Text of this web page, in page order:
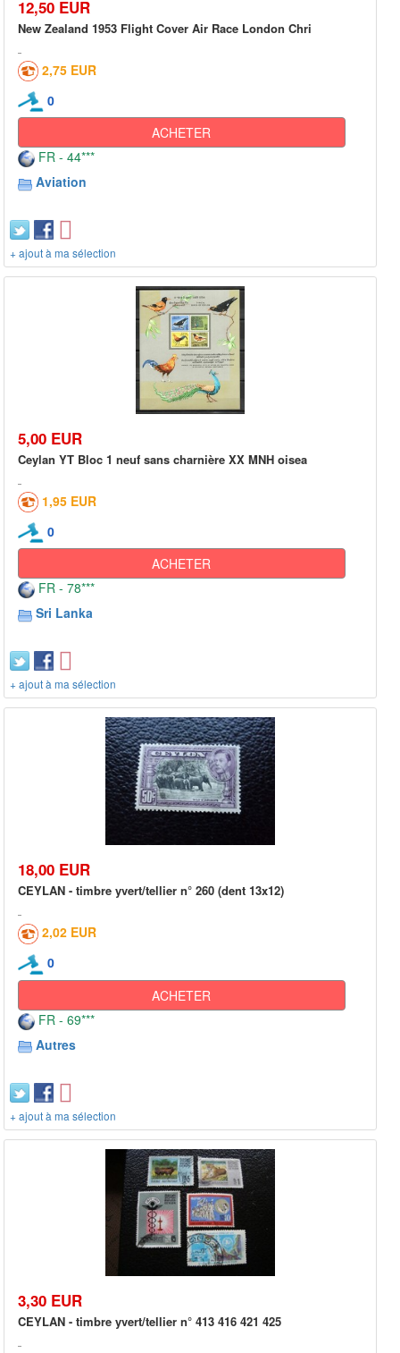
12,50 EUR
New Zealand 1953 Flight Cover Air Race London Chri
2,75 EUR
0
ACHETER
FR - 44***
Aviation
+ ajout à ma sélection
5,00 EUR
Ceylan YT Bloc 1 neuf sans charnière XX MNH oisea
1,95 EUR
0
ACHETER
FR - 78***
Sri Lanka
+ ajout à ma sélection
18,00 EUR
CEYLAN - timbre yvert/tellier n° 260 (dent 13x12)
2,02 EUR
0
ACHETER
FR - 69***
Autres
+ ajout à ma sélection
3,30 EUR
CEYLAN - timbre yvert/tellier n° 413 416 421 425